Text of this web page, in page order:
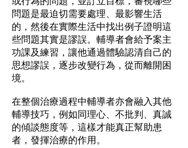
問題是最迫切需要處理、最影響生活
的，然後在實際生活中找出例子證明這
些問題其實是謬誤。輔導者會給予案主
功課及練習，讓他通過體驗認清自己的
思想謬誤，逐步改變行為，從而離開困
境。
在整個治療過程中輔導者亦會融入其他
輔導技巧，例如同理心、不批判、真誠
的傾談態度等，這樣才能真正幫助患
者，發揮治療的作用。